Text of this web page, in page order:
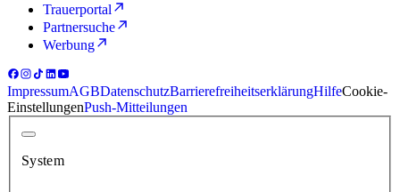
Trauerportal
Partnersuche
Werbung
ImpressumAGBDatenschutzBarrierefreiheitserklärungHilfeCookie-
EinstellungenPush-Mitteilungen
System